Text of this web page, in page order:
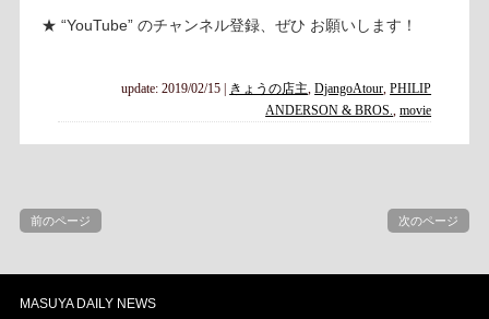
★ “YouTube” のチャンネル登録、ぜひ お願いします！
update: 2019/02/15 きょうの店主,DjangoAtour,PHILIP
ANDERSON & BROS.,movie
前のページ 次のページ
MASUYA DAILY NEWS